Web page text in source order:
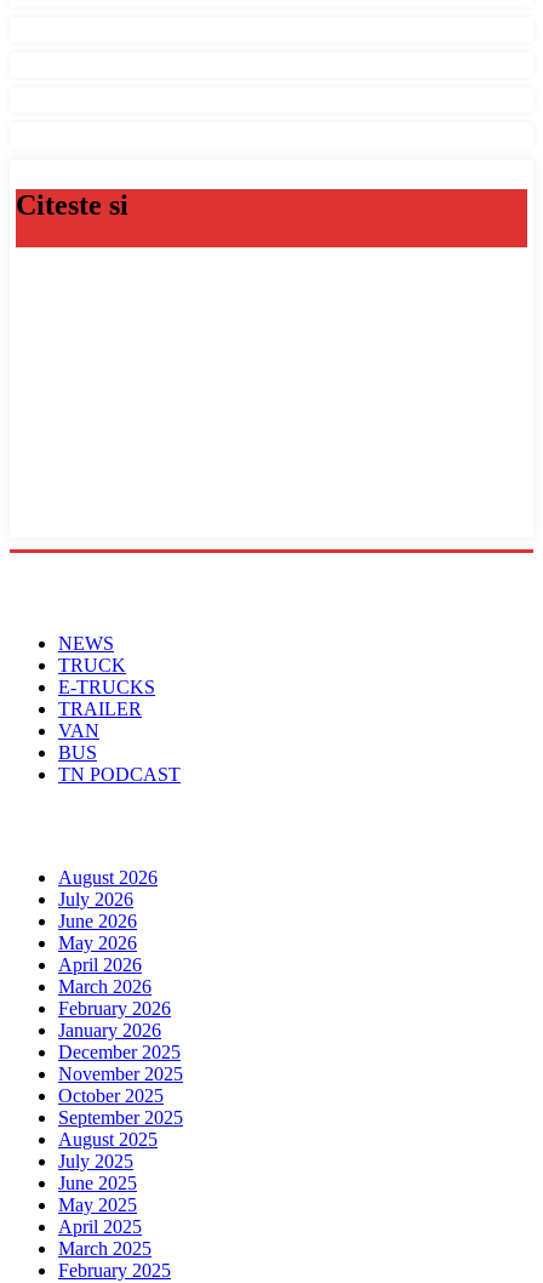
Citeste si
NEWS
TRUCK
E-TRUCKS
TRAILER
VAN
BUS
TN PODCAST
August 2026
July 2026
June 2026
May 2026
April 2026
March 2026
February 2026
January 2026
December 2025
November 2025
October 2025
September 2025
August 2025
July 2025
June 2025
May 2025
April 2025
March 2025
February 2025